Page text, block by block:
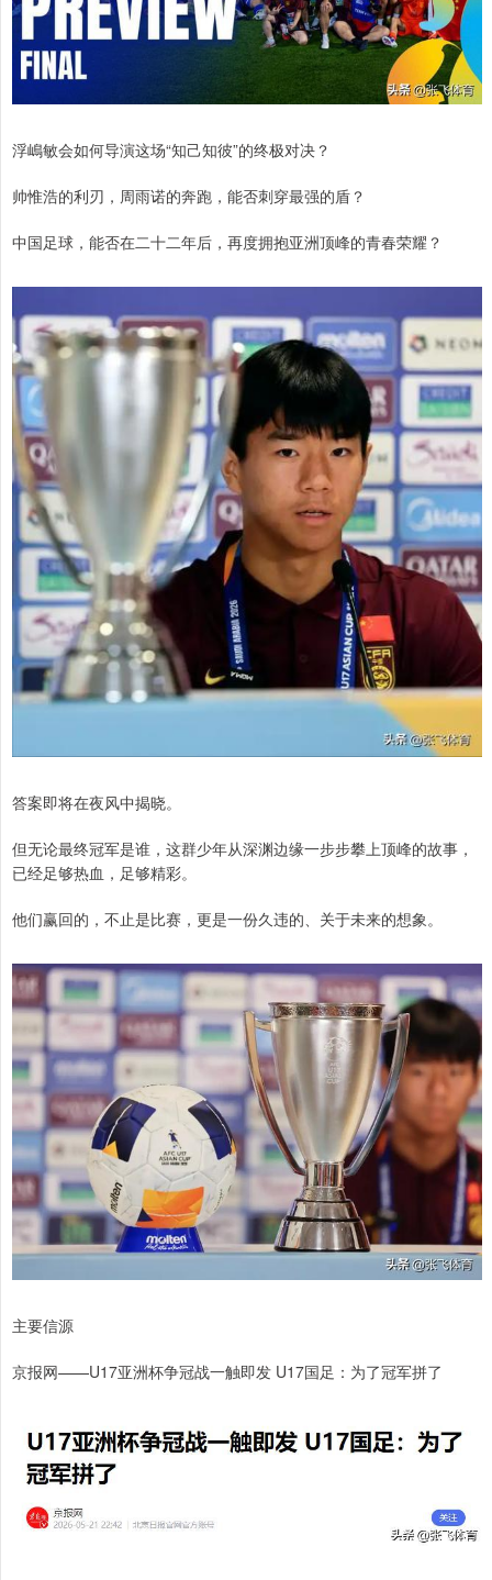
浮嶋敏会如何导演这场“知己知彼”的终极对决？
帅惟浩的利刃，周雨诺的奔跑，能否刺穿最强的盾？
中国足球，能否在二十二年后，再度拥抱亚洲顶峰的青春荣耀？
答案即将在夜风中揭晓。
但无论最终冠军是谁，这群少年从深渊边缘一步步攀上顶峰的故事，
已经足够热血，足够精彩。
他们赢回的，不止是比赛，更是一份久违的、关于未来的想象。
主要信源
京报网——U17亚洲杯争冠战一触即发 U17国足：为了冠军拼了